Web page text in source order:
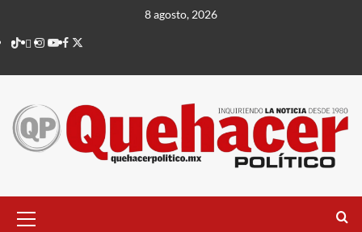
contenido
8 agosto, 2026
TikTok
threads
Instagram
Youtube
Facebook
X
principal